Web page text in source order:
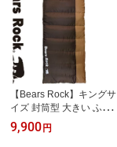
【Bears Rock】キングサ
イズ 封筒型 大きい ふん
わりと布団のような寝心
地 ぽかぽか暖かい 洗え
9,900円